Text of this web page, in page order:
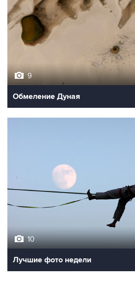
9
Обмеление Дуная
10
Лучшие фото недели